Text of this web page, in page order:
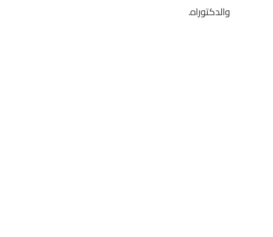
والدكتوراه.